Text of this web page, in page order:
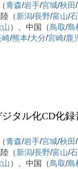
青森/岩手/宮城/秋田/
（新潟/長野/富山/石
山）、中国（鳥取/島
崎/熊本/大分/宮崎/鹿
タル化CD化
青森/岩手/宮城/秋田/
（新潟/長野/富山/石
山）、中国（鳥取/島